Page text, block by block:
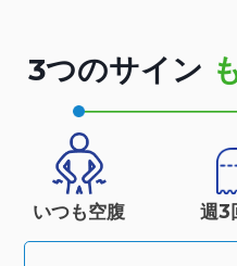
3つのサイン
いつも空腹 週3